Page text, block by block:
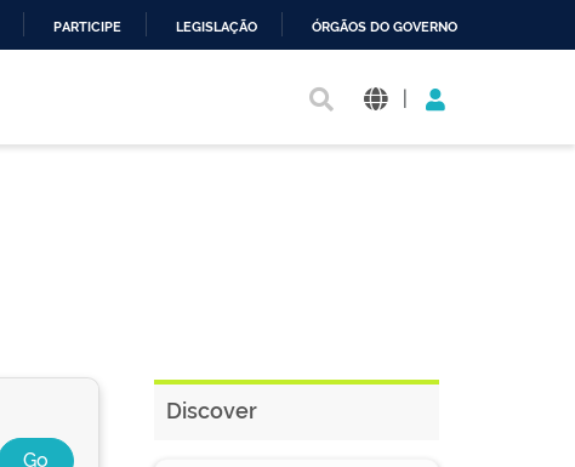
PARTICIPE LEGISLAÇÃO ÓRGÃOS DO GOVERNO
|
Discover